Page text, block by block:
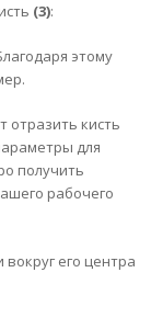
(3):
этому
отразить кисть
для
получить
рабочего
его центра